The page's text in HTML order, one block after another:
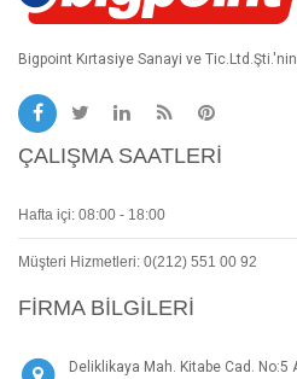
Bigpoint Kırtasiye Sanayi ve
ÇALIŞMA SAATLERI
Hafta içi: 08:00 - 18:00
Müşteri Hizmetleri: 0(212) 551 00 92
FIRMA BILGILERI
Deliklikaya Mah. Kitabe Cad. No:5